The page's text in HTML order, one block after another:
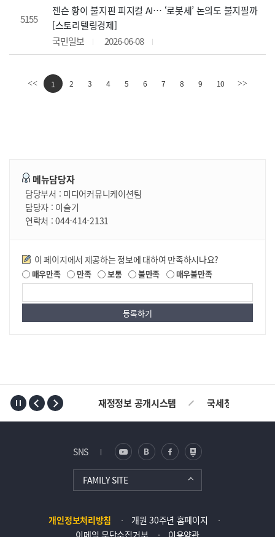
5155
젠슨 황이 불지핀 피지컬 AI… ‘로봇세’ 논의도 불지필까
[스토리텔링경제]
국민일보
2026-06-08
<< 1 2 3 4 5 6 7 8 9 10 >>
메뉴담당자
담당부서 : 미디어커뮤니케이션팀
담당자 : 이슬기
연락처 :044-414-2131
만족도조사
이 페이지에서 제공하는 정보에 대하여 만족하시나요?
매우만족 만족 보통 불만족 매우불만족
재정정보 공개시스템 국세청
SNS
FAMILY SITE
개인정보처리방침
개원 30주년 홈페이지